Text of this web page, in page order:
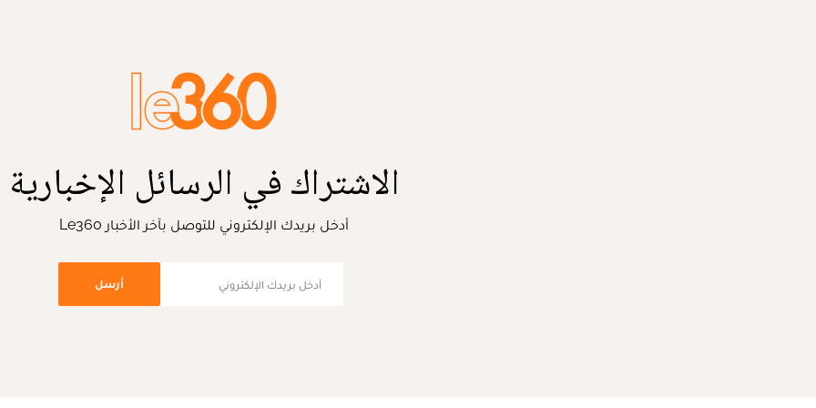
الاشتراك في الرسائل الإخبارية
أدخل بريدك الإلكتروني للتوصل بآخر الأخبار Le360
أرسل